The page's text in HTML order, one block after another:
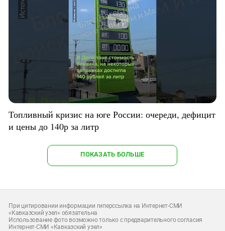
Топливный кризис на юге России: очереди, дефицит
и цены до 140р за литр
ПОКАЗАТЬ БОЛЬШЕ
При цитировании информации гиперссылка на Интернет-СМИ
«Кавказский узел» обязательна
Использование фото возможно только с предварительного согласия
Интернет-СМИ «Кавказский узел»